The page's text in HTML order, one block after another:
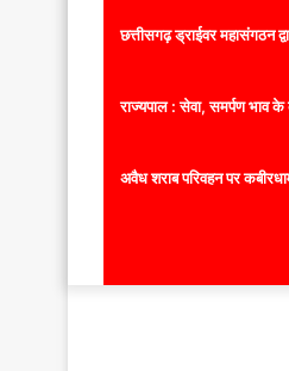
छत्तीसगढ़ ड्राईवर महासंगठन
राज्यपाल : सेवा, समर्पण भाव
अवैध शराब परिवहन पर